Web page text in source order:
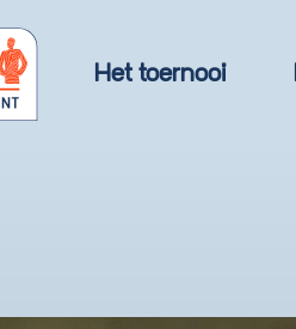
Het toernooi